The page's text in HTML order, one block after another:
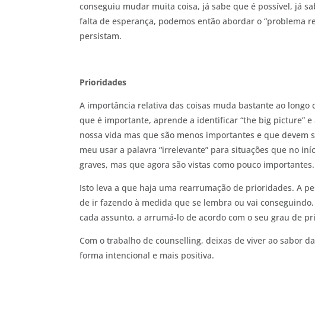
conseguiu mudar muita coisa, já sabe que é possível, já
falta de esperança, podemos então abordar o “problema
persistam.
Prioridades
A importância relativa das coisas muda bastante ao
que é importante, aprende a identificar “the big picture”
nossa vida mas que são menos importantes e que
meu usar a palavra “irrelevante” para situações que no
graves, mas que agora são vistas como pouco importantes.
Isto leva a que haja uma rearrumação de prioridades. A
de ir fazendo à medida que se lembra ou vai
cada assunto, a arrumá-lo de acordo com o seu grau de
Com o trabalho de counselling, deixas de viver ao sabor
forma intencional e mais positiva.